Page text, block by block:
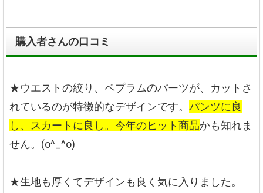
購入者さんの口コミ
★ウエストの絞り、ペプラムのパーツが、カットさ
れているのが特徴的なデザインです。 パンツに良
し、スカートに良し。今年のヒット商品かも知れま
せん。(o^_^o)
★生地も厚くてデザインも良く気に入りました。